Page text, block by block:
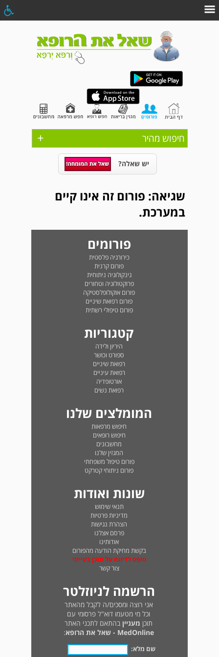
+ חיפוש מהיר
יש שאלה?
שגיאה: פורום זה אינו קיים
במערכת.
פורומים
כירורגיה פלסטית
פורום קרנית
גינקולוגיה ניתוחית
פרוקטולוגיה וטחורים
פורום אוקולופלסטיקה
פורום רפואת שיניים
פורום טיפולי רשתית
קטגוריות
היריון ולידה
ספורט וכושר
רפואת שיניים
רפואת עיניים
אורטופדיה
רפואת נשים
המומלצים שלנו
חיפוש מרפאות
חיפוש רופאים
מחשבונים
המגזין שלנו
פורום טיפול משפחתי
פורום ניתוחי קטרקט
שונות ואודות
תנאי שימוש
מדיניות פרטיות
הצהרת נגישות
פרסם אצלנו
אודותינו
בקשת מחיקת הודעה מהפורום
טופס לדיווח על תוכן בעייתי
צור קשר
הרשמה לניוזלטר
אני רוצה ומסכים/ה לקבל מהאתר
וכל מי מטעמו דוא"ל פרסומי עם
תוכן מעניין בהתאם לתכני האתר
MedOnline - שאל את הרופא
:
שם מלא: